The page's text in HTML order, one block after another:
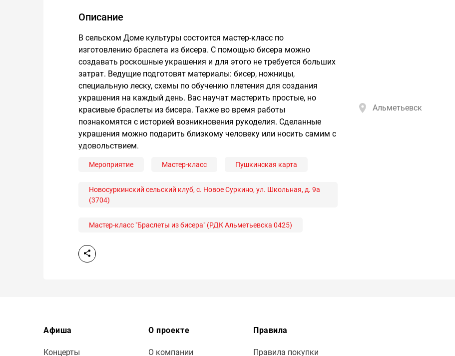
Описание
В сельском Доме культуры состоится мастер-класс по
изготовлению браслета из бисера. С помощью бисера можно
создавать роскошные украшения и для этого не требуется больших
затрат. Ведущие подготовят материалы: бисер, ножницы,
специальную леску, схемы по обучению плетения для создания
украшения на каждый день. Вас научат мастерить простые, но
красивые браслеты из бисера. Также во время работы
познакомятся с историей возникновения рукоделия. Сделанные
украшения можно подарить близкому человеку или носить самим с
удовольствием.
Мероприятие Мастер-класс Пушкинская карта
Новосуркинский сельский клуб, с. Новое Суркино, ул. Школьная, д. 9а
(3704)
Мастер-класс "Браслеты из бисера" (РДК Альметьевска 0425)
Альметьевск
Афиша
Концерты
О проекте
О компании
Правила
Правила покупки